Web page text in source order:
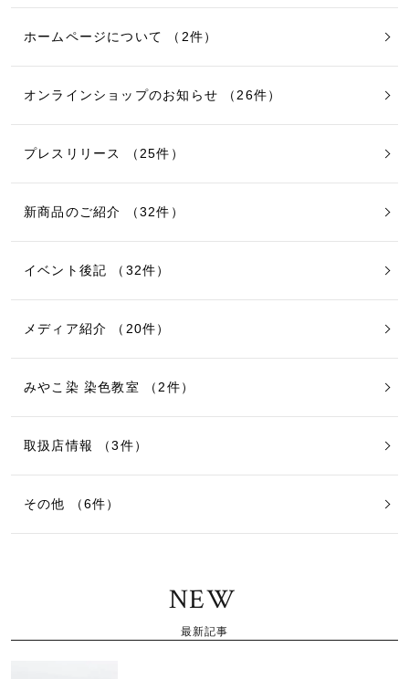
ホームページについて （2件）
オンラインショップのお知らせ （26件）
プレスリリース （25件）
新商品のご紹介 （32件）
イベント後記 （32件）
メディア紹介 （20件）
みやこ染 染色教室 （2件）
取扱店情報 （3件）
その他 （6件）
NEW
最新記事